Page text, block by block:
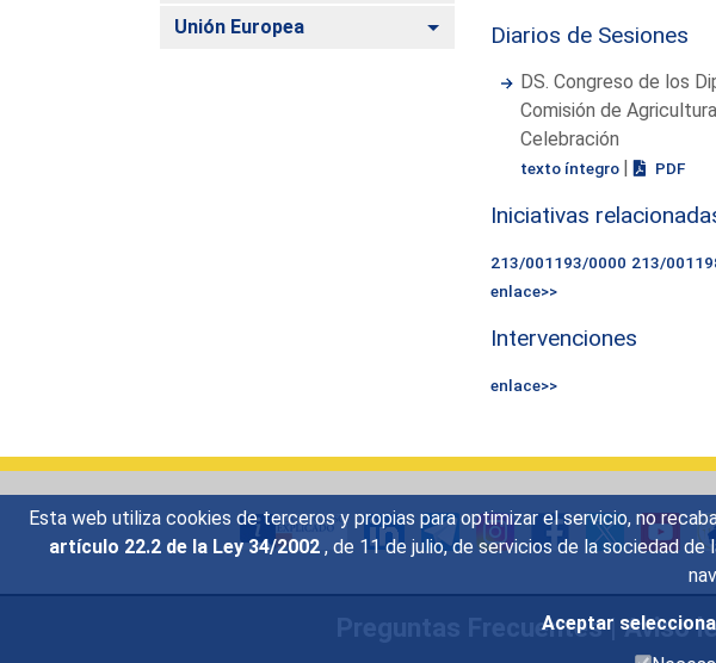
Esta web utiliza cookies de terceros y propias para optimizar el servicio, no
artículo 22.2 de la Ley 34/2002 , de 11 de julio, de servicios de la sociedad
Aceptar
Unión Europea AlternarDiarios de Sesiones
DS. Congreso de los
Comisión de
Celebración
texto íntegro | PDF
Iniciativas
213/001193/0000 213/
enlace>>
Intervenciones
enlace>>
Preguntas Frecuentes|Aviso